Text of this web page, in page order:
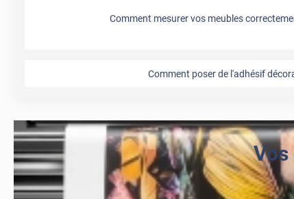
Comment mesurer vos meubles
Comment poser de l'adhésif